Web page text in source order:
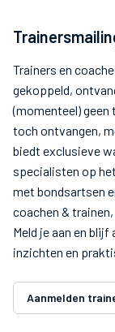
Trainers en
gekoppeld,
(momenteel)
toch ontvangen,
biedt exclusieve
specialisten op
met bondsartsen
coachen &
Meld je aan en
inzichten en
Aanmelden